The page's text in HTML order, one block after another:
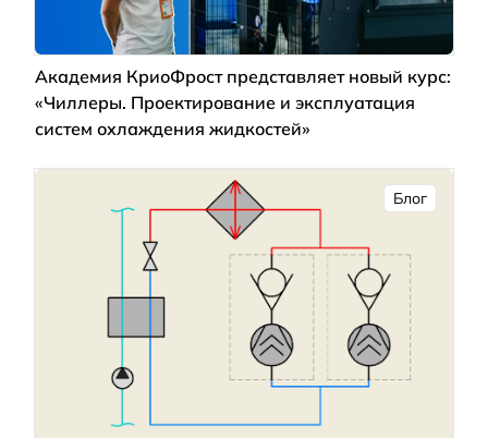
Академия КриоФрост представляет новый курс:
«Чиллеры. Проектирование и эксплуатация
систем охлаждения жидкостей»
Блог